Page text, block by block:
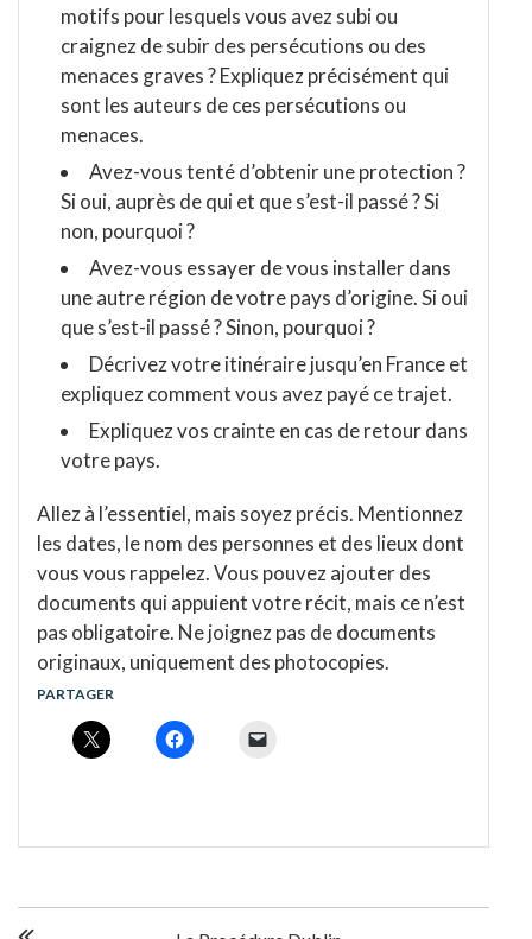
motifs pour lesquels vous avez subi ou
craignez de subir des persécutions ou des
menaces graves ? Expliquez précisément qui
sont les auteurs de ces persécutions ou
menaces.
Avez-vous tenté d’obtenir une protection ?
Si oui, auprès de qui et que s’est-il passé ? Si
non, pourquoi ?
Avez-vous essayer de vous installer dans
une autre région de votre pays d’origine. Si oui
que s’est-il passé ? Sinon, pourquoi ?
Décrivez votre itinéraire jusqu’en France et
expliquez comment vous avez payé ce trajet.
Expliquez vos crainte en cas de retour dans
votre pays.
Allez à l’essentiel, mais soyez précis. Mentionnez
les dates, le nom des personnes et des lieux dont
vous vous rappelez. Vous pouvez ajouter des
documents qui appuient votre récit, mais ce n’est
pas obligatoire. Ne joignez pas de documents
originaux, uniquement des photocopies.
PARTAGER